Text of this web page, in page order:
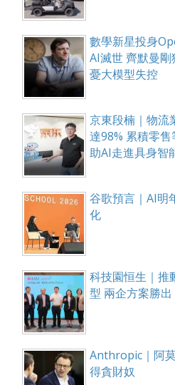
數學新星投身
AI滅世 齊默曼
憂大模型失控
京東段楠｜物流
達98% 累積零
助AI走進具身智
谷歌預言｜AI明
化
科技園恒生｜推
型 兩企方案勝出
Anthropic｜阿
得貪財奴